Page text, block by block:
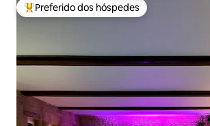
Entre os melhores preferidos dos hóspedes
Preferido dos hóspedes